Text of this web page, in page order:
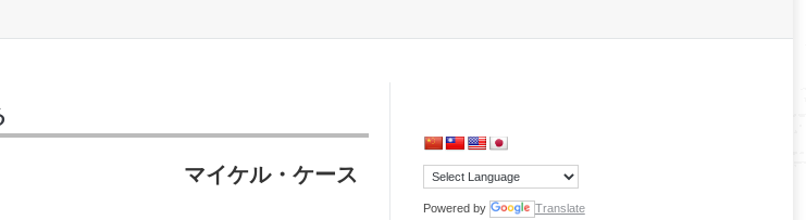
マイケル・ケース
Powered by Translate